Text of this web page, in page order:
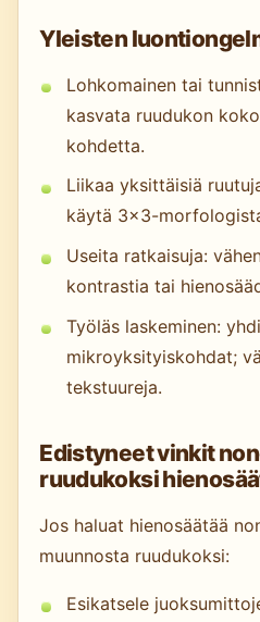
Yleisten
Lohkomainen tai
kasvata ruudukon
kohdetta.
Liikaa yksittäisiä
käytä 3×3-
Useita ratkaisuja:
kontrastia tai
Työläs laskeminen:
mikroyksityiskohdat;
tekstuureja.
Edistyneet vinkit
ruudukoksi
Jos haluat hienosäätää
muunnosta ruudukoksi:
Esikatsele